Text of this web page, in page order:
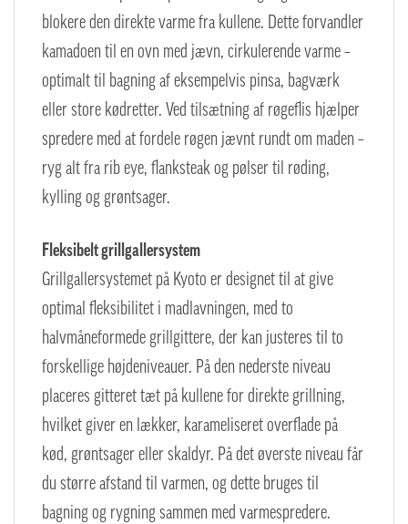
blokere den direkte varme fra kullene. Dette forvandler
kamadoen til en ovn med jævn, cirkulerende varme –
optimalt til bagning af eksempelvis pinsa, bagværk
eller store kødretter. Ved tilsætning af røgeflis hjælper
spredere med at fordele røgen jævnt rundt om maden –
ryg alt fra rib eye, flanksteak og pølser til røding,
kylling og grøntsager.
Fleksibelt grillgallersystem
Grillgallersystemet på Kyoto er designet til at give
optimal fleksibilitet i madlavningen, med to
halvmåneformede grillgittere, der kan justeres til to
forskellige højdeniveauer. På den nederste niveau
placeres gitteret tæt på kullene for direkte grillning,
hvilket giver en lækker, karameliseret overflade på
kød, grøntsager eller skaldyr. På det øverste niveau får
du større afstand til varmen, og dette bruges til
bagning og rygning sammen med varmespredere.